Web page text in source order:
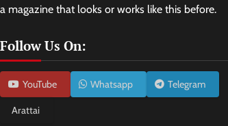
a magazine that looks or works like this before.
Follow Us On:
YouTube Whatsapp Telegram
Arattai